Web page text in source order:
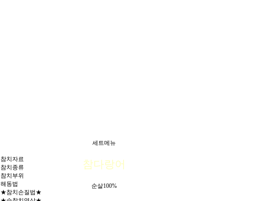
세트메뉴
참다랑어
순살100%
참치자료
참치종류
참치부위
해동법
★참치손질법★